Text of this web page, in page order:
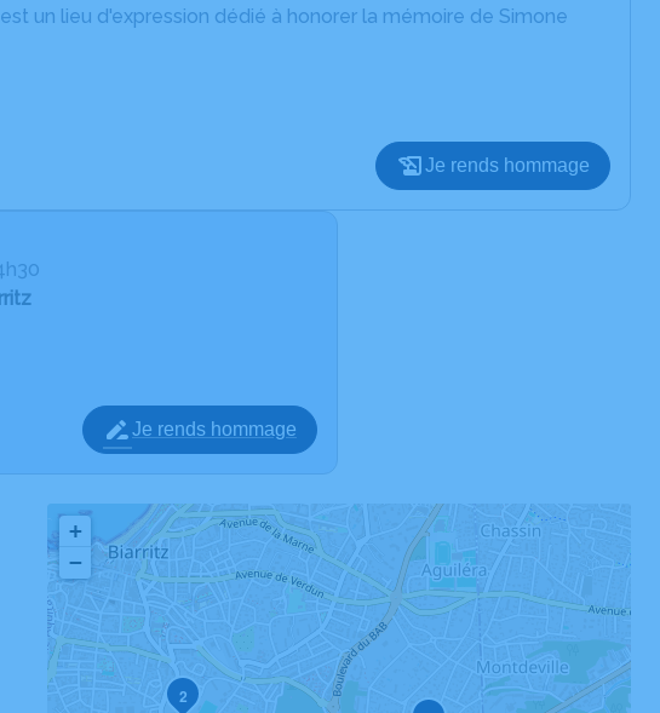
un lieu d'expression dédié à honorer la mémoire de Simone
Je rends hommage
Je rends hommage
2
+
−